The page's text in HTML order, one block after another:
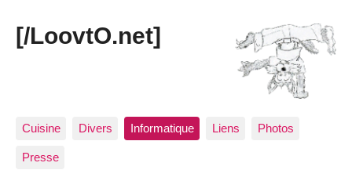
[/LoovtO.net]
Cuisine Divers Informatique Liens Photos
Presse